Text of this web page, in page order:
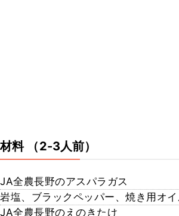
材料 （2-3人前）
JA全農長野のアスパラガス
岩塩、ブラックペッパー、焼き用オ
JA全農長野のえのきたけ